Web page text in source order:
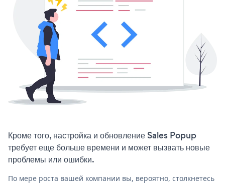
Кроме того, настройка и обновление Sales Popup
требует еще больше времени и может вызвать новые
проблемы или ошибки.
По мере роста вашей компании вы, вероятно, столкнетесь